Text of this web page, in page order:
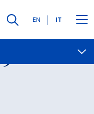
Lingue
EN IT
Contatti
Open